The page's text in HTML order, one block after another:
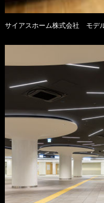
サイアスホーム株式会社 モデ